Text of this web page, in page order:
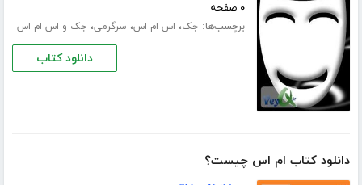
۰ صفحه
برچسب‌ها: جک، اس ام اس، سرگرمی، جک و اس ام اس
دانلود کتاب
دانلود کتاب ام اس چیست؟